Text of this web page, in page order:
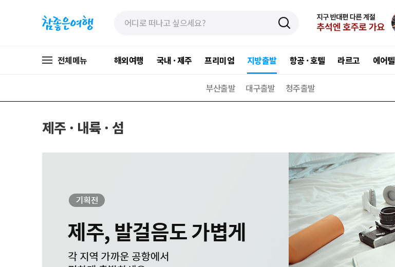
전체메뉴 해외여행 국내 · 제주 프리미엄 지방출발 항공 · 호텔 라르고 에어텔
부산출발 대구출발 청주출발
제주 · 내륙 · 섬